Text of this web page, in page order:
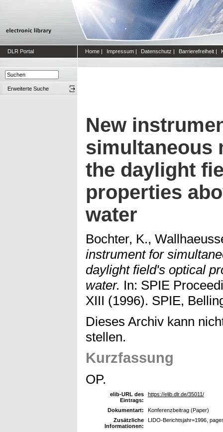
DLR Portal Home | Impressum | Datenschutz | Barrierefreiheit |
Erweiterte Suche
New
simultaneous
the daylight
properties
water
Bochter, K.,
instrument for
daylight field's optical
water. In: SPIE
XIII (1996). SPIE,
Dieses Archiv kann
stellen.
Kurzfassung
OP.
elib-URL des
Eintrags:
https://elib.dlr.de/35011/
Dokumentart:
Konferenzbeitrag (Paper)
Zusätzliche
Informationen:
LIDO-Berichtsjahr=1996,